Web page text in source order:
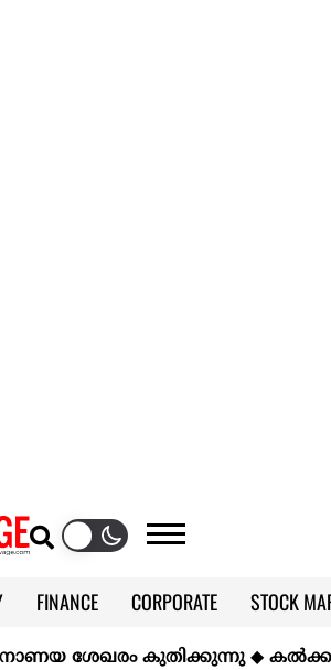
FINANCE CORPORATE
STOCK
@70
ശേഖരം കുതിക്കുന്നു◆